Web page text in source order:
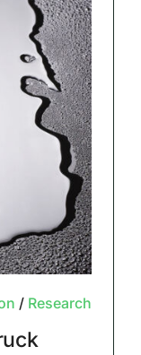
/ Research